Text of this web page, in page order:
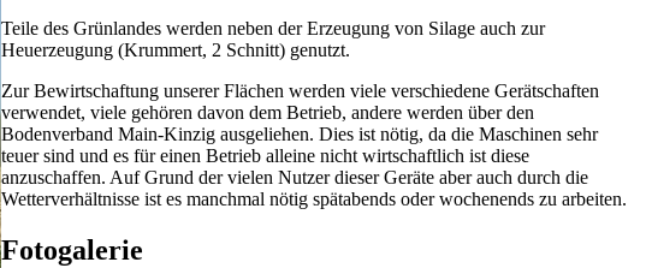
Teile des Grünlandes werden neben der Erzeugung von Silage auch zur
Heuerzeugung (Krummert, 2 Schnitt) genutzt.
Zur Bewirtschaftung unserer Flächen werden viele verschiedene Gerätschaften
verwendet, viele gehören davon dem Betrieb, andere werden über den
Bodenverband Main-Kinzig ausgeliehen. Dies ist nötig, da die Maschinen sehr
teuer sind und es für einen Betrieb alleine nicht wirtschaftlich ist diese
anzuschaffen. Auf Grund der vielen Nutzer dieser Geräte aber auch durch die
Wetterverhältnisse ist es manchmal nötig spätabends oder wochenends zu arbeiten.
Fotogalerie